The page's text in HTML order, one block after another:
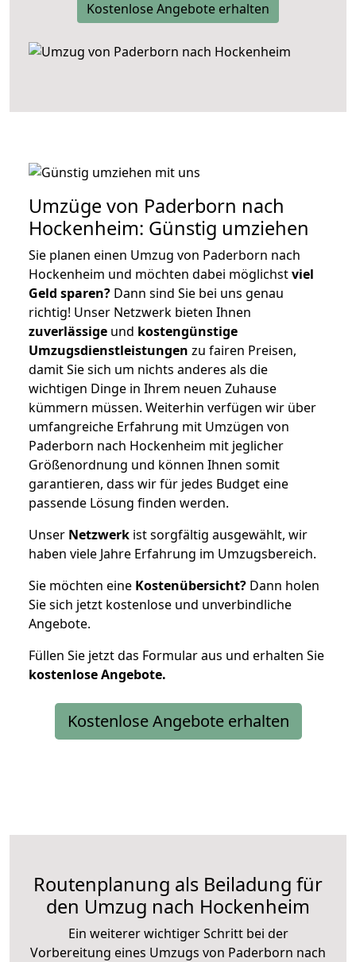
Kostenlose Angebote erhalten
Umzüge von Paderborn nach
Hockenheim: Günstig umziehen
Sie planen einen Umzug von Paderborn nach
Hockenheim und möchten dabei möglichstviel
Geld sparen? Dann sind Sie bei uns genau
richtig! Unser Netzwerk bieten Ihnen
zuverlässige und kostengünstige
Umzugsdienstleistungen zu fairen Preisen,
damit Sie sich um nichts anderes als die
wichtigen Dinge in Ihrem neuen Zuhause
kümmern müssen. Weiterhin verfügen wir über
umfangreiche Erfahrung mit Umzügen von
Paderborn nach Hockenheim mit jeglicher
Größenordnung und können Ihnen somit
garantieren, dass wir für jedes Budget eine
passende Lösung finden werden.
Unser Netzwerk ist sorgfältig ausgewählt, wir
haben viele Jahre Erfahrung im Umzugsbereich.
Sie möchten eine Kostenübersicht? Dann holen
Sie sich jetzt kostenlose und unverbindliche
Angebote.
Füllen Sie jetzt das Formular aus und erhalten Sie
kostenloseAngebote.
Kostenlose Angebote erhalten
Routenplanung als Beiladung für
den Umzug nach Hockenheim
Ein weiterer wichtiger Schritt bei der
Vorbereitung eines Umzugs von Paderborn nach